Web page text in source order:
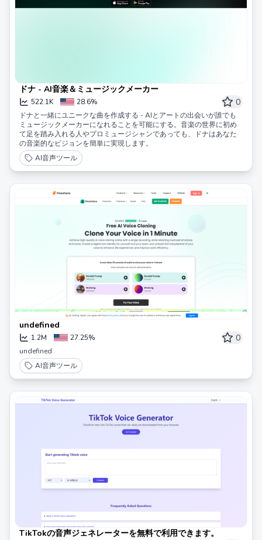
ドナ - AI音楽＆ミュージックメーカー
522.1K 28.6% 0
ドナと一緒にユニークな曲を作成する - AIとアートの出会いが誰でも
ミュージックメーカーになれることを可能にする。音楽の世界に初め
て足を踏み入れる人やプロミュージシャンであっても、ドナはあなた
の音楽的なビジョンを簡単に実現します。
AI音声ツール
undefined
1.2M 27.25% 0
undefined
AI音声ツール
TikTokの音声ジェネレーターを無料で利用できます。